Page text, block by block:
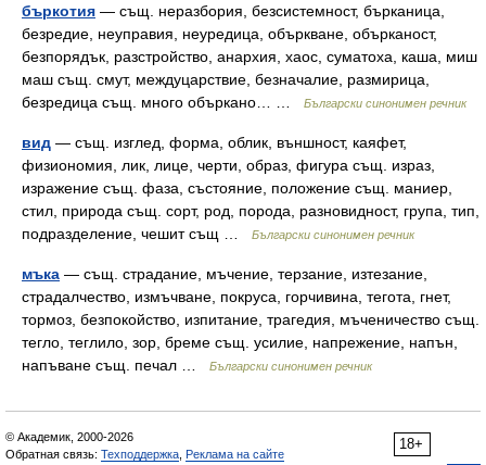
бъркотия — същ. неразбория, безсистемност, бърканица,
безредие, неуправия, неуредица, объркване, обърканост,
безпорядък, разстройство, анархия, хаос, суматоха, каша, миш
маш същ. смут, междуцарствие, безначалие, размирица,
безредица същ. много объркано… …
Български синонимен речник
вид — същ. изглед, форма, облик, външност, каяфет,
физиономия, лик, лице, черти, образ, фигура същ. израз,
изражение същ. фаза, състояние, положение същ. маниер,
стил, природа същ. сорт, род, порода, разновидност, група, тип,
подразделение, чешит същ …
Български синонимен речник
мъка — същ. страдание, мъчение, терзание, изтезание,
страдалчество, измъчване, покруса, горчивина, тегота, гнет,
тормоз, безпокойство, изпитание, трагедия, мъченичество същ.
тегло, теглило, зор, бреме същ. усилие, напрежение, напън,
напъване същ. печал …
Български синонимен речник
18+
© Академик, 2000-2026
Обратная связь: Техподдержка Реклама на сайте